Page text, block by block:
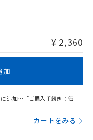
あります。
¥ 2,360
加
追加～「ご購入手続き：価
カートをみる